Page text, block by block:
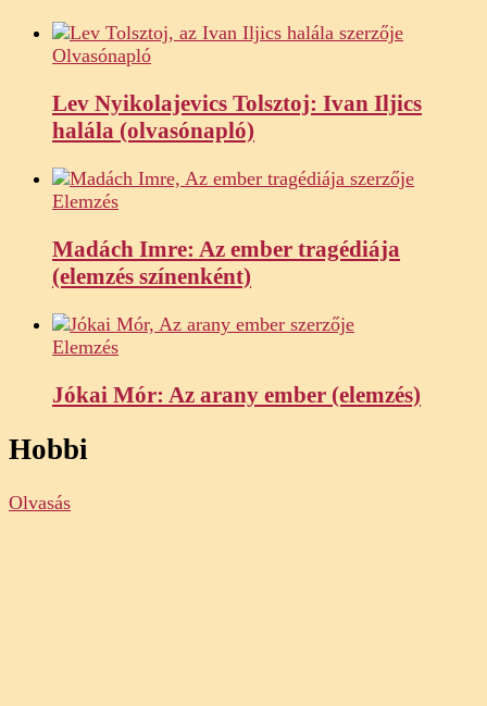
Olvasónapló
Lev Nyikolajevics Tolsztoj: Ivan Iljics
halála (olvasónapló)
Elemzés
Madách Imre: Az ember tragédiája
(elemzés színenként)
Elemzés
Jókai Mór: Az arany ember (elemzés)
Hobbi
Olvasás